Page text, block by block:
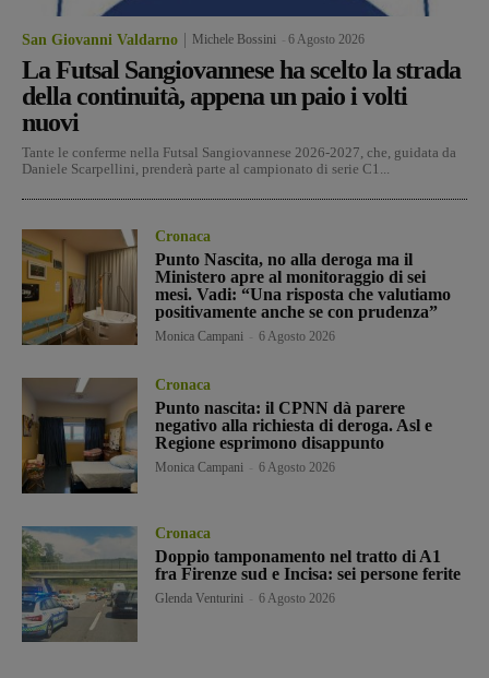
San Giovanni Valdarno Michele Bossini 6 Agosto 2026
La Futsal Sangiovannese ha scelto la strada
della continuità, appena un paio i volti
nuovi
Tante le conferme nella Futsal Sangiovannese 2026-2027, che, guidata da
Daniele Scarpellini, prenderà parte al campionato di serie C1...
Cronaca
Punto Nascita, no alla deroga ma il
Ministero apre al monitoraggio di sei
mesi. Vadi: “Una risposta che valutiamo
positivamente anche se con prudenza”
Monica Campani 6 Agosto 2026
Cronaca
Punto nascita: il CPNN dà parere
negativo alla richiesta di deroga. Asl e
Regione esprimono disappunto
Monica Campani 6 Agosto 2026
Cronaca
Doppio tamponamento nel tratto di A1
fra Firenze sud e Incisa: sei persone ferite
Glenda Venturini 6 Agosto 2026